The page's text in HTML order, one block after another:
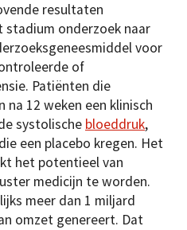
resultaten
stadium onderzoek naar
voor
of
Patiënten die
12 weken een klinisch
systolische bloeddruk,
een placebo kregen. Het
het potentieel van
medicijn te worden.
meer dan 1 miljard
omzet genereert. Dat